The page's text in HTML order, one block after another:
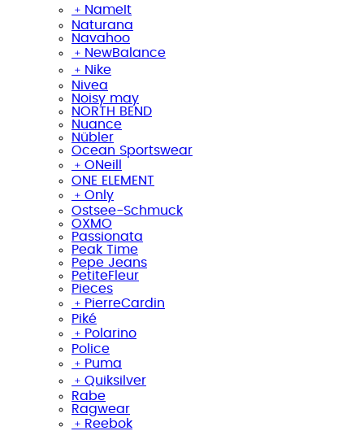
﹢ NameIt
Naturana
Navahoo
﹢ NewBalance
﹢ Nike
Nivea
Noisy may
NORTH BEND
Nuance
Nübler
Ocean Sportswear
﹢ ONeill
ONE ELEMENT
﹢ Only
Ostsee-Schmuck
OXMO
Passionata
Peak Time
Pepe Jeans
PetiteFleur
Pieces
﹢ PierreCardin
Piké
﹢ Polarino
Police
﹢ Puma
﹢ Quiksilver
Rabe
Ragwear
﹢ Reebok